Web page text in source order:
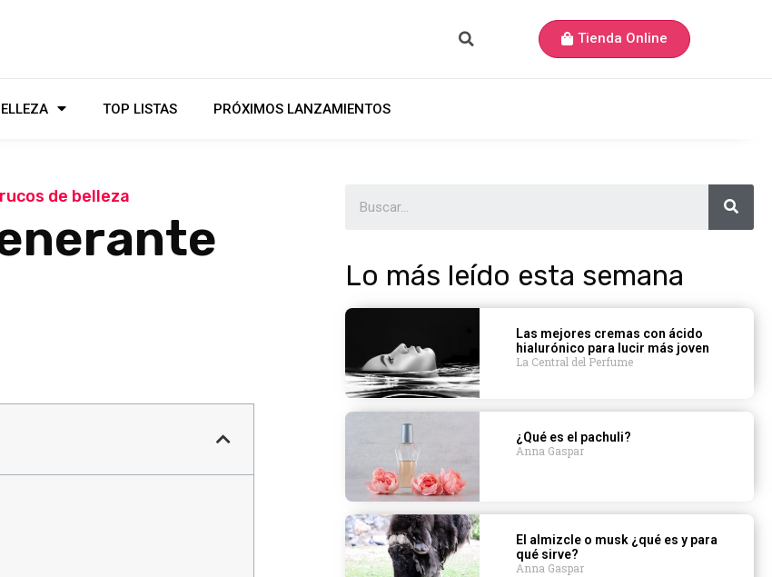
Tienda Online
TOP LISTAS PRÓXIMOS LANZAMIENTOS
de belleza
Lo más leído esta semana
Las mejores cremas con ácido
hialurónico para lucir más joven
La Central del Perfume
¿Qué es el pachuli?
Anna Gaspar
El almizcle o musk ¿qué es y para
qué sirve?
Anna Gaspar